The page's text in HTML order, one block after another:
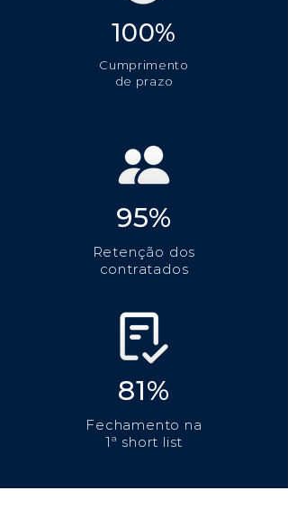
100%
Cumprimento
de prazo
95%
Retenção dos
contratados
81%
Fechamento na
1ª short list